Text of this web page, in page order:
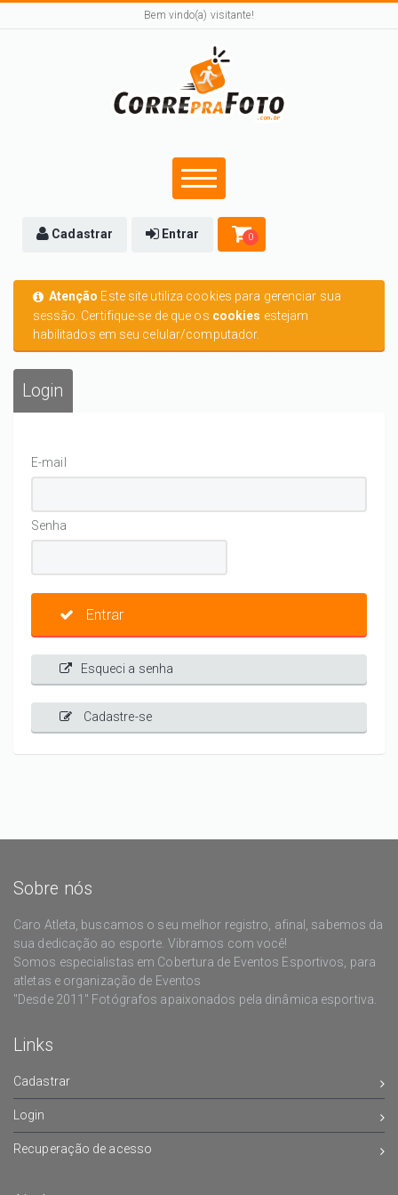
Bem vindo(a) visitante!
Cadastrar Entrar 0
Atenção Este site utiliza cookies para gerenciar sua
sessão. Certifique-se de que os cookies estejam
habilitados em seu celular/computador.
Login
E-mail
Senha
Entrar
Esqueci a senha
Cadastre-se
Sobre nós
Caro Atleta, buscamos o seu melhor registro, afinal, sabemos da
sua dedicação ao esporte. Vibramos com você!
Somos especialistas em Cobertura de Eventos Esportivos, para
atletas e organização de Eventos
"Desde 2011" Fotógrafos apaixonados pela dinâmica esportiva.
Links
Cadastrar
Login
Recuperação de acesso